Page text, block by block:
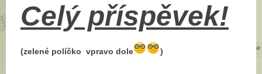
Celý příspěvek!
(zelené políčko vpravo dole )